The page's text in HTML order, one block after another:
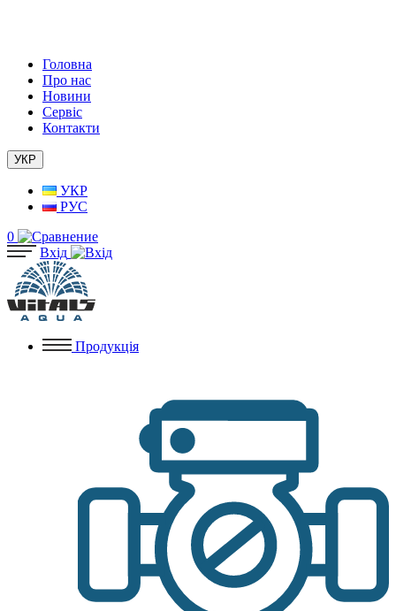
Головна
Про нас
Новини
Сервіс
Контакти
УКР
УКР
РУС
0
Вхід
Продукція